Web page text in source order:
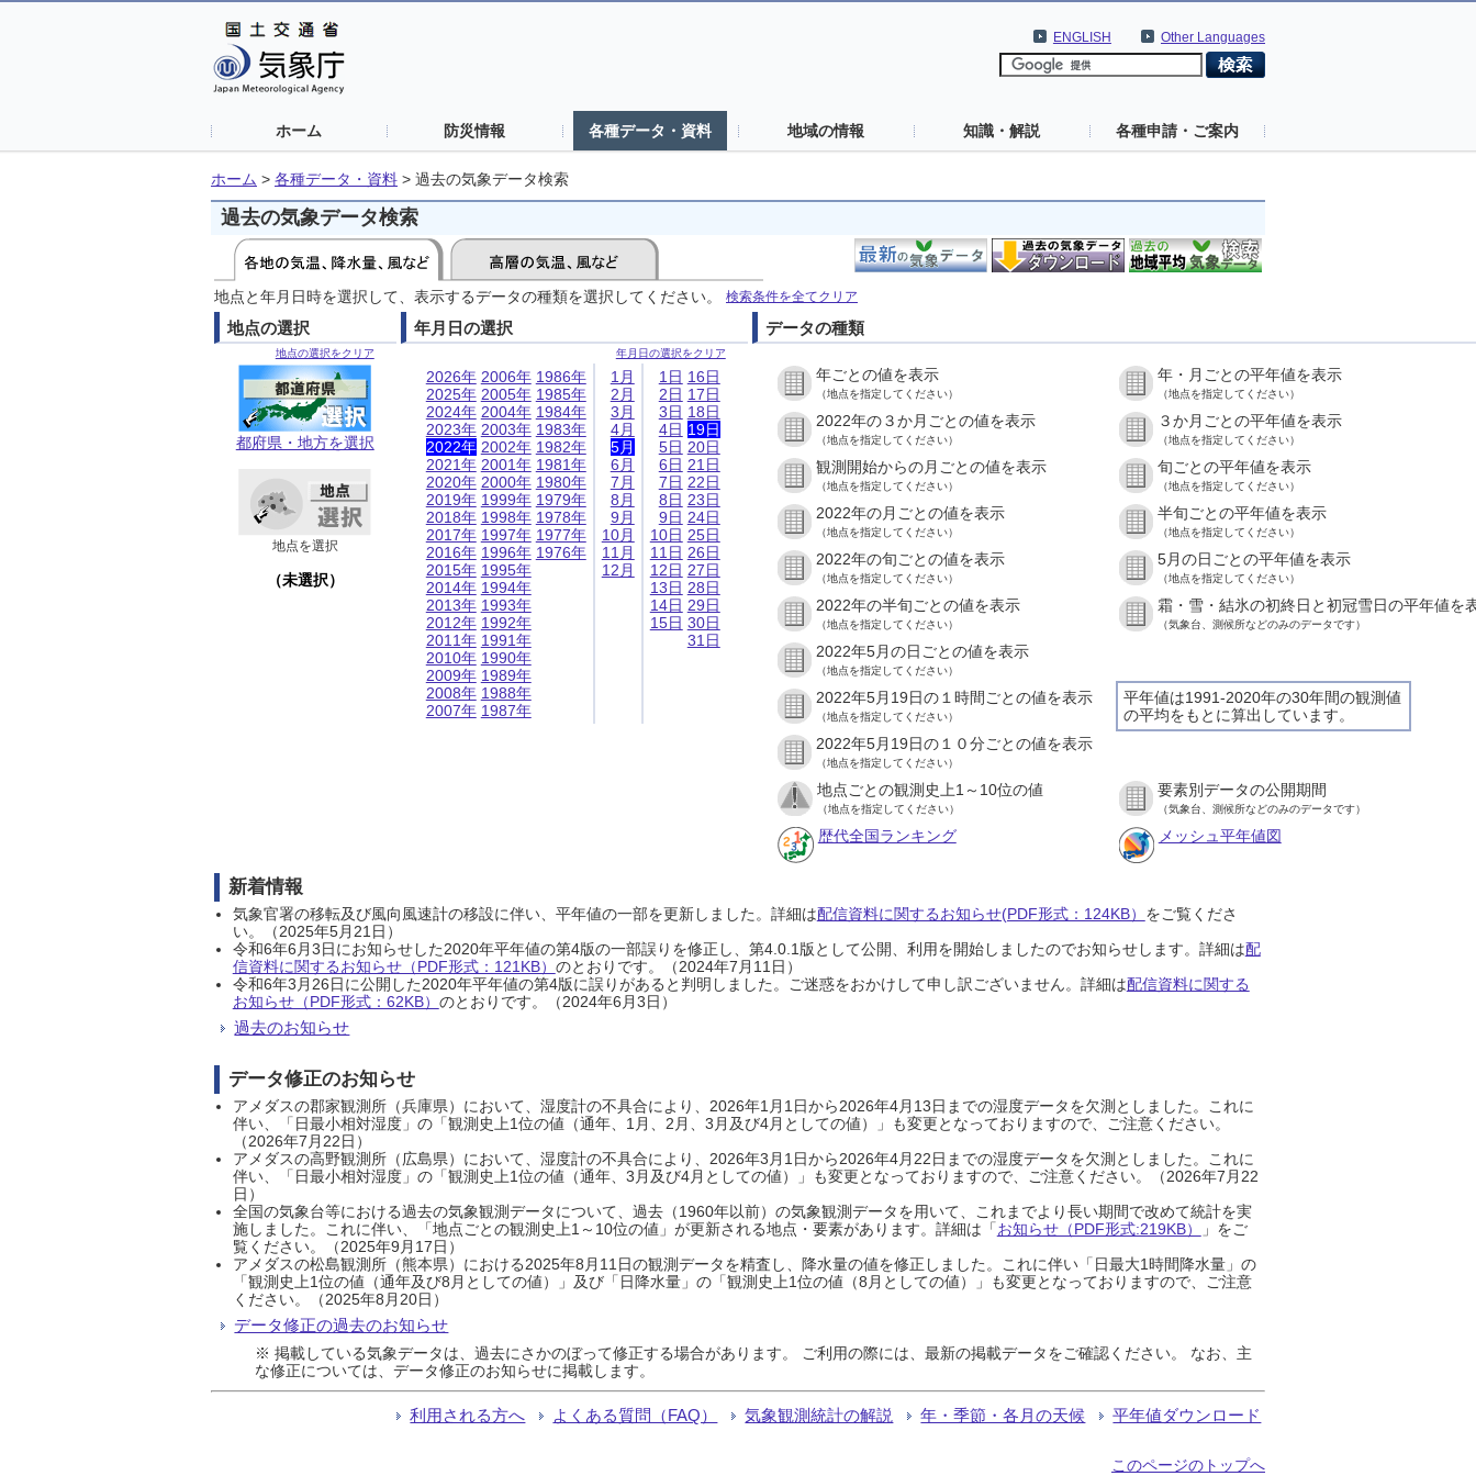
Other Languages
ENGLISH
ホーム 防災情報 各種データ・資料 地域の情報 知識・解説 各種申請・ご案内
ホーム > 各種データ・資料 > 過去の気象データ検索
過去の気象データ検索
地点と年月日時を選択して、表示するデータの種類を選択してください。 検索条件を全てクリア
地点の選択
地点の選択をクリア
都府県・地方を選択
地点を選択
（未選択）
年月日の選択
年月日の選択をクリア
2026年
2025年
2024年
2023年
2022年
2021年
2020年
2019年
2018年
2017年
2016年
2015年
2014年
2013年
2012年
2011年
2010年
2009年
2008年
2007年
2006年
2005年
2004年
2003年
2002年
2001年
2000年
1999年
1998年
1997年
1996年
1995年
1994年
1993年
1992年
1991年
1990年
1989年
1988年
1987年
1986年
1985年
1984年
1983年
1982年
1981年
1980年
1979年
1978年
1977年
1976年
1月
2月
3月
4月
5月
6月
7月
8月
9月
10月
11月
12月
1日
2日
3日
4日
5日
6日
7日
8日
9日
10日
11日
12日
13日
14日
15日
16日
17日
18日
19日
20日
21日
22日
23日
24日
25日
26日
27日
28日
29日
30日
31日
データの種類
年ごとの値を表示
（地点を指定してください）
年・月ごとの平年値を表示
（地点を指定してください）
2022年の３か月ごとの値を表示
（地点を指定してください）
３か月ごとの平年値を表示
（地点を指定してください）
観測開始からの月ごとの値を表示
（地点を指定してください）
旬ごとの平年値を表示
（地点を指定してください）
2022年の月ごとの値を表示
（地点を指定してください）
半旬ごとの平年値を表示
（地点を指定してください）
2022年の旬ごとの値を表示
（地点を指定してください）
5月の日ごとの平年値を表示
（地点を指定してください）
2022年の半旬ごとの値を表示
（地点を指定してください）
霜・雪・結氷の初終日と初冠雪日の平年値を
（気象台、測候所などのみのデータです）
2022年5月の日ごとの値を表示
（地点を指定してください）
平年値は1991-2020年の30年間の観測値
の平均をもとに算出しています。
2022年5月19日の１時間ごとの値を表示
（地点を指定してください）
2022年5月19日の１０分ごとの値を表示
（地点を指定してください）
地点ごとの観測史上1～10位の値
（地点を指定してください）
要素別データの公開期間
（気象台、測候所などのみのデータです）
歴代全国ランキング メッシュ平年値図
新着情報
気象官署の移転及び風向風速計の移設に伴い、平年値の一部を更新しました。詳細は配信資料に関するお知らせ(PDF形式：124KB） をご覧くださ
い。（2025年5月21日）
令和6年6月3日にお知らせした2020年平年値の第4版の一部誤りを修正し、第4.0.1版として公開、利用を開始しましたのでお知らせします。詳細は配
信資料に関するお知らせ（PDF形式：121KB） のとおりです。（2024年7月11日）
令和6年3月26日に公開した2020年平年値の第4版に誤りがあると判明しました。ご迷惑をおかけして申し訳ございません。詳細は配信資料に関する
お知らせ（PDF形式：62KB） のとおりです。（2024年6月3日）
過去のお知らせ
データ修正のお知らせ
アメダスの郡家観測所（兵庫県）において、湿度計の不具合により、2026年1月1日から2026年4月13日までの湿度データを欠測としました。これに
伴い、「日最小相対湿度」の「観測史上1位の値（通年、1月、2月、3月及び4月としての値）」も変更となっておりますので、ご注意ください。
（2026年7月22日）
アメダスの高野観測所（広島県）において、湿度計の不具合により、2026年3月1日から2026年4月22日までの湿度データを欠測としました。これに
伴い、「日最小相対湿度」の「観測史上1位の値（通年、3月及び4月としての値）」も変更となっておりますので、ご注意ください。（2026年7月22
日）
全国の気象台等における過去の気象観測データについて、過去（1960年以前）の気象観測データを用いて、これまでより長い期間で改めて統計を実
施しました。これに伴い、「地点ごとの観測史上1～10位の値」が更新される地点・要素があります。詳細は「お知らせ（PDF形式:219KB）
」をご
覧ください。（2025年9月17日）
アメダスの松島観測所（熊本県）における2025年8月11日の観測データを精査し、降水量の値を修正しました。これに伴い「日最大1時間降水量」の
「観測史上1位の値（通年及び8月としての値）」及び「日降水量」の「観測史上1位の値（8月としての値）」も変更となっておりますので、ご注意
ください。（2025年8月20日）
データ修正の過去のお知らせ
※ 掲載している気象データは、過去にさかのぼって修正する場合があります。 ご利用の際には、最新の掲載データをご確認ください。 なお、主
な修正については、データ修正のお知らせに掲載します。
利用される方へ よくある質問（FAQ） 気象観測統計の解説 年・季節・各月の天候 平年値ダウンロード
このページのトップへ